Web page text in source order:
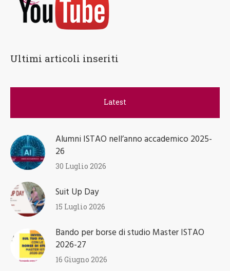
Ultimi articoli inseriti
Latest
Alumni ISTAO nell’anno accademico 2025-
26
30 Luglio 2026
Suit Up Day
15 Luglio 2026
Bando per borse di studio Master ISTAO
2026-27
16 Giugno 2026